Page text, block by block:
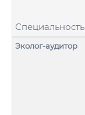
Специальность
Эколог-аудитор